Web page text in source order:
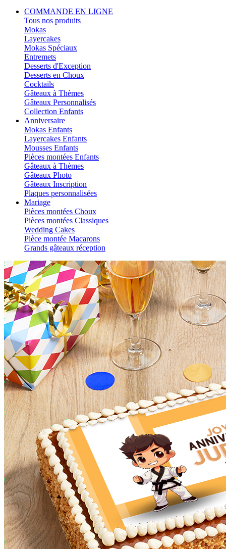
COMMANDE EN LIGNE
Tous nos produits
Mokas
Layercakes
Mokas Spéciaux
Entremets
Desserts d'Exception
Desserts en Choux
Cocktails
Gâteaux à Thèmes
Gâteaux Personnalisés
Collection Enfants
Anniversaire
Mokas Enfants
Layercakes Enfants
Mousses Enfants
Pièces montées Enfants
Gâteaux à Thèmes
Gâteaux Photo
Gâteaux Inscription
Plaques personnalisées
Mariage
Pièces montées Choux
Pièces montées Classiques
Wedding Cakes
Pièce montée Macarons
Grands gâteaux réception